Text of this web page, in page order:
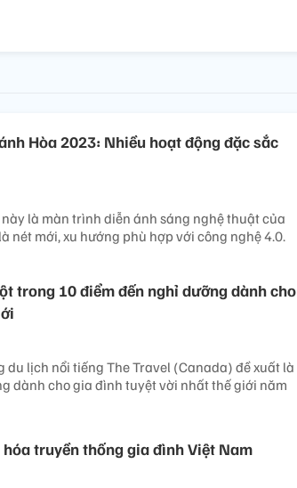
Hòa 2023: Nhiều hoạt động đặc sắc
là màn trình diễn ánh sáng nghệ thuật của
nét mới, xu hướng phù hợp với công nghệ 4.0.
trong 10 điểm đến nghỉ dưỡng dành cho
lịch nổi tiếng The Travel (Canada) đề xuất là
dành cho gia đình tuyệt vời nhất thế giới năm
truyền thống gia đình Việt Nam